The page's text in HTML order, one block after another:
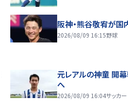
阪神・熊谷敬宥が国
2026/08/09 16:15野球
元レアルの神童 開
へ
2026/08/09 16:04サッカー